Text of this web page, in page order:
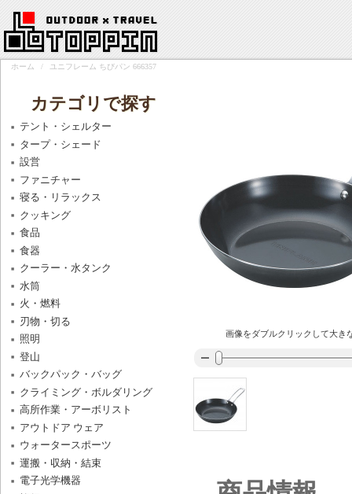
ホーム / ユニフレーム ちびパン 666357
画像をダブルクリックして大き
カテゴリで探す
テント・シェルター
タープ・シェード
設営
ファニチャー
寝る・リラックス
クッキング
食品
食器
クーラー・水タンク
水筒
火・燃料
刃物・切る
照明
登山
バックパック・バッグ
クライミング・ボルダリング
高所作業・アーボリスト
アウトドア ウェア
ウォータースポーツ
運搬・収納・結束
電子光学機器